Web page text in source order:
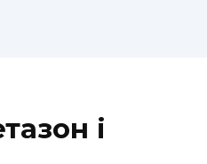
і